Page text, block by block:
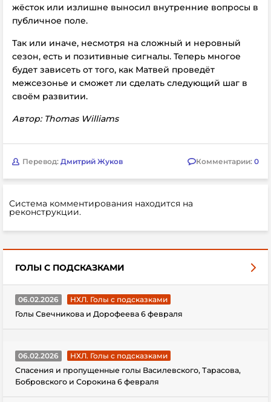
жёсток или излишне выносил внутренние вопросы в
публичное поле.
Так или иначе, несмотря на сложный и неровный
сезон, есть и позитивные сигналы. Теперь многое
будет зависеть от того, как Матвей проведёт
межсезонье и сможет ли сделать следующий шаг в
своём развитии.
Автор: Thomas Williams
Перевод: Дмитрий Жуков Комментарии: 0
Система комментирования находится на
реконструкции.
ГОЛЫ С ПОДСКАЗКАМИ
06.02.2026
НХЛ. Голы с подсказками
Голы Свечникова и Дорофеева 6 февраля
06.02.2026
НХЛ. Голы с подсказками
Спасения и пропущенные голы Василевского, Тарасова,
Бобровского и Сорокина 6 февраля